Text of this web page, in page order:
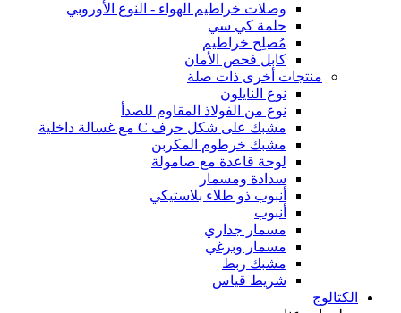
وصلات خراطيم الهواء - النوع الأوروبي
حلمة كي سي
مُصلِح خراطيم
كابل فحص الأمان
منتجات أخرى ذات صلة
نوع النايلون
نوع من الفولاذ المقاوم للصدأ
مشبك على شكل حرف C مع غسالة داخلية
مشبك خرطوم المكربن
لوحة قاعدة مع صامولة
سدادة ومسمار
أنبوب ذو طلاء بلاستيكي
أنبوب
مسمار جداري
مسمار وبرغي
مشبك ربط
شريط قياس
الكتالوج